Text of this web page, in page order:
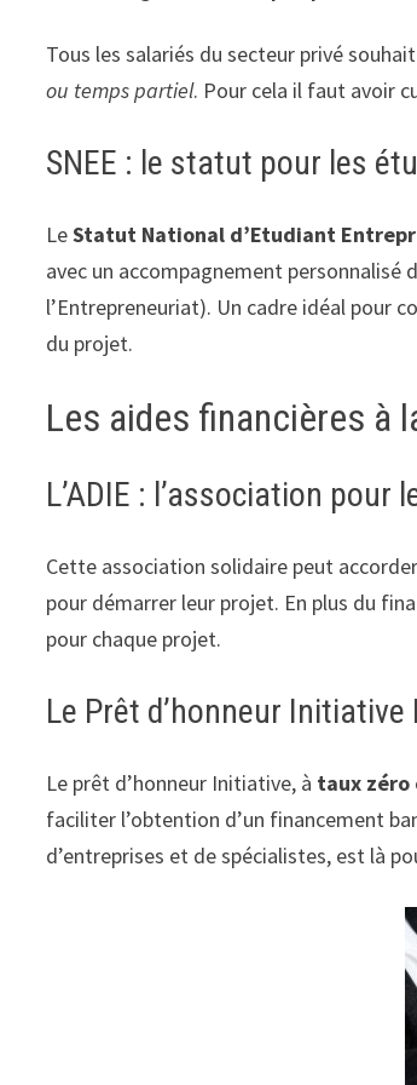
Tous les salariés du secteur privé
ou temps partiel. Pour cela il faut avoir
SNEE : le statut pour les
LeStatut National d’Etudiant
avec un accompagnement personnalisé
l’Entrepreneuriat). Un cadre idéal pour
du projet.
Les aides financières à
L’ADIE : l’association pour
Cette association solidaire peut
pour démarrer leur projet. En plus du
pour chaque projet.
Le Prêt d’honneur Initiative
Le prêt d’honneur Initiative, à taux zéro
faciliter l’obtention d’un financement
d’entreprises et de spécialistes, est là